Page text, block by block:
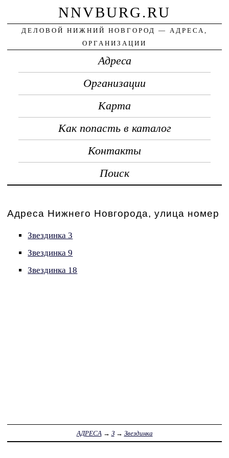
NNVBURG.RU
ДЕЛОВОЙ НИЖНИЙ НОВГОРОД — АДРЕСА,
ОРГАНИЗАЦИИ
Адреса
Организации
Карта
Как попасть в каталог
Контакты
Поиск
Адреса Нижнего Новгорода, улица номер
Звездинка 3
Звездинка 9
Звездинка 18
АДРЕСА → З→ Звездинка